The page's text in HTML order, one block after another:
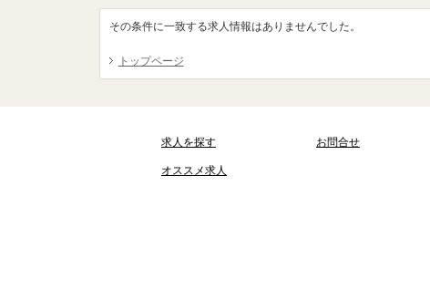
その条件に一致する求人情報はありませんでした。
トップページ
求人を探す
オススメ求人
お問合せ